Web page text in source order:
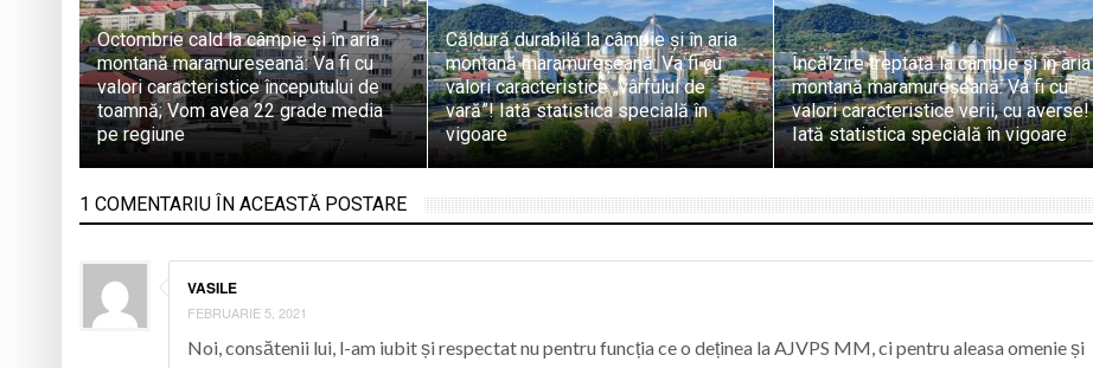
Octombrie cald la câmpie și în aria
montană maramureșeană: Va fi cu
valori caracteristice începutului de
toamnă; Vom avea 22 grade media
pe regiune
Căldură durabilă la câmpie și în aria
montană maramureșeană: Va fi cu
valori caracteristice „vârfului de
vară”! Iată statistica specială în
vigoare
Încălzire treptată la câmpie și în aria
montană maramureșeană: Va fi cu
valori caracteristice verii, cu averse!
Iată statistica specială în vigoare
1 COMENTARIU ÎN ACEASTĂ POSTARE
VASILE
FEBRUARIE 5, 2021
Noi, consătenii lui, l-am iubit și respectat nu pentru funcția ce o deținea la AJVPS MM, ci pentru aleasa omenie și